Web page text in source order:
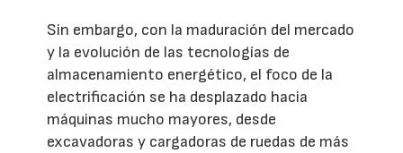
Sin embargo, con la maduración del mercado
y la evolución de las tecnologías de
almacenamiento energético, el foco de la
electrificación se ha desplazado hacia
máquinas mucho mayores, desde
excavadoras y cargadoras de ruedas de más